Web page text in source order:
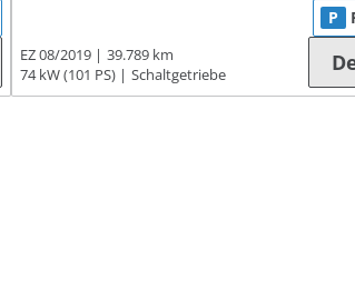
EZ 08/2019
39.789 km
74 kW (101 PS)
Schaltgetriebe
P